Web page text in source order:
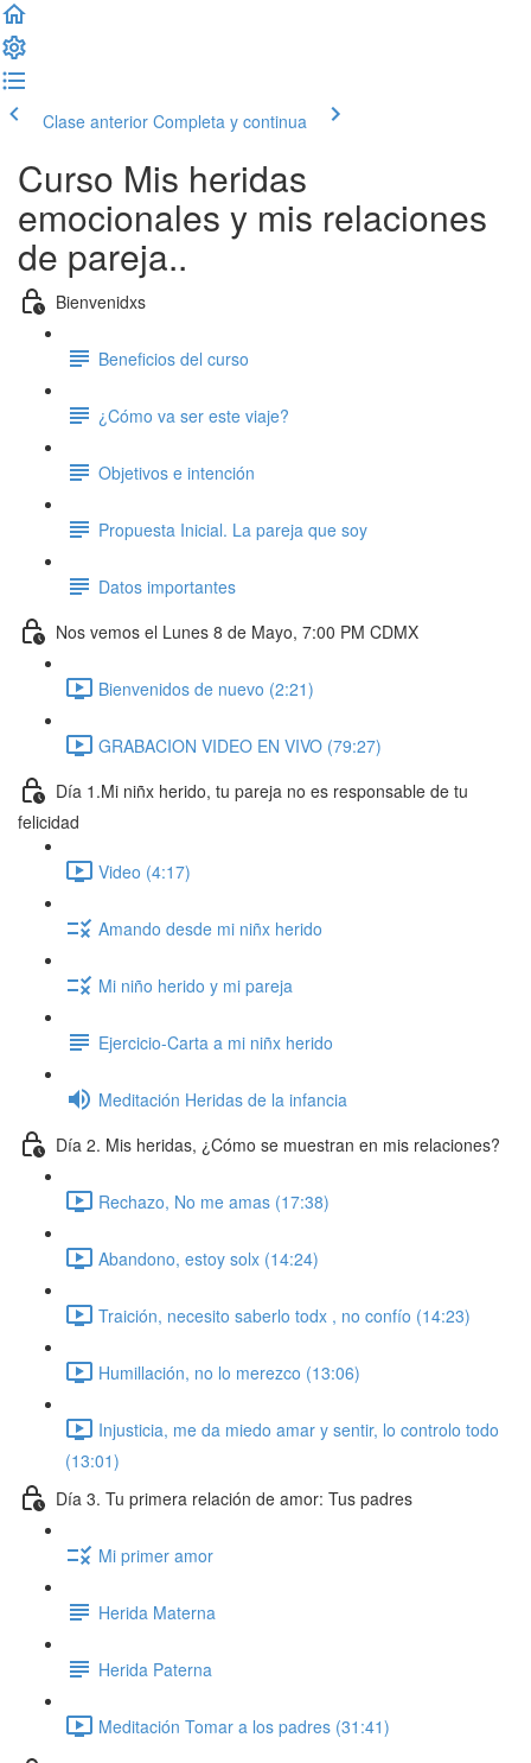
Clase anterior Completa y continua
Curso Mis heridas
emocionales y mis relaciones
de pareja..
Bienvenidxs
Beneficios del curso
¿Cómo va ser este viaje?
Objetivos e intención
Propuesta Inicial. La pareja que soy
Datos importantes
Nos vemos el Lunes 8 de Mayo, 7:00 PM CDMX
Bienvenidos de nuevo (2:21)
GRABACION VIDEO EN VIVO (79:27)
Día 1.Mi niñx herido, tu pareja no es responsable de tu
felicidad
Video (4:17)
Amando desde mi niñx herido
Mi niño herido y mi pareja
Ejercicio-Carta a mi niñx herido
Meditación Heridas de la infancia
Día 2. Mis heridas, ¿Cómo se muestran en mis relaciones?
Rechazo, No me amas (17:38)
Abandono, estoy solx (14:24)
Traición, necesito saberlo todx , no confío (14:23)
Humillación, no lo merezco (13:06)
Injusticia, me da miedo amar y sentir, lo controlo todo
(13:01)
Día 3. Tu primera relación de amor: Tus padres
Mi primer amor
Herida Materna
Herida Paterna
Meditación Tomar a los padres (31:41)